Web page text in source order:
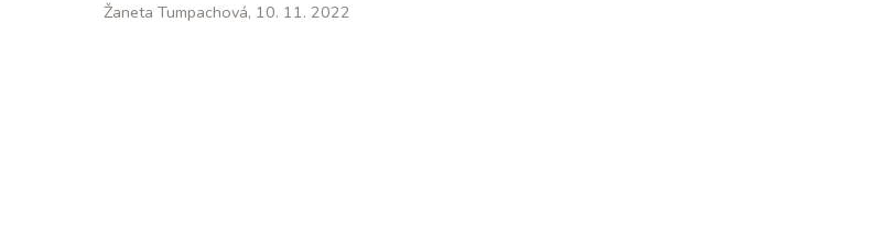
Žaneta Tumpachová, 10. 11. 2022